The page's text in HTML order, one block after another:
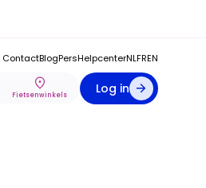
ContactBlogPersHelpcenterNLFREN
Fietsenwinkels Log in